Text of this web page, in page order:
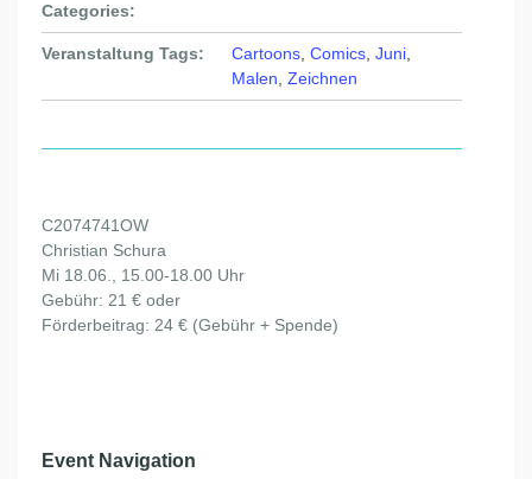
Categories:
Veranstaltung Tags: Cartoons Comics Juni
Malen Zeichnen
C2074741OW
Christian Schura
Mi 18.06., 15.00-18.00 Uhr
Gebühr: 21 € oder
Förderbeitrag: 24 € (Gebühr + Spende)
Event Navigation